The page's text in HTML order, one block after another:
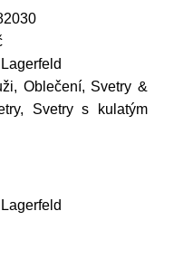
Oblečení, Svetry &
Svetry s kulatým